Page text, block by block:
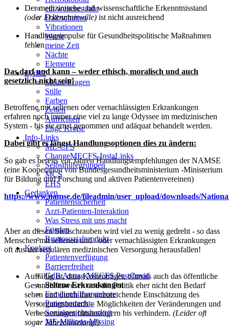
ein weiteres Jahr
Halbschatten
Vibrationen
Worte
meine Zeit
Nächte
Elemente
Lyrik2
Meine Fragen
Stille
Farben
Zeiten
Aufrichten
Enge Kreise
Info-Links
ME-CFS
ChangeMECFS-InstaLinks
Selbsthilfegruppen
MCS
EHS
Gedanken
Patientensicherheit
Arzt-Patienten-Interaktion
Was Stress mit uns macht
Frieden
Bruttosozialprodukt
Konkret
Patientenverfügung
Barrierefreiheit
GdB Antrag MECFS PostCovid
Seltene Erkrankungen
Familienhilfsangebote
Patientenrechte
Sozialgerichtsbarkeit
ME-Millions-Missing
Der medizinische und wissenschaftliche Erkenntnisstand
(oder Erkenntniswille) ist nicht ausreichend
Handlungsimpulse für Gesundheitspolitische Maßnahmen
fehlen
Das darf und kann – weder ethisch, moralisch und auch
gesetzlich nicht sein!
Betroffene mit seltenen oder vernachlässigten Erkrankungen
erfahren noch immer eine viel zu lange Odyssee im medizinischen
System - bis sie ernst genommen und adäquat behandelt werden.
Dabei gibt es längst Handlungsoptionen dies zu ändern:
So gab es bereits vor Jahren Handlungsempfehlungen der NAMSE
(eine Kooperation von Bundesgesundheitsministerium -Ministerium
für Bildung und Forschung und aktiven Patientenvereinen)
https://www.namse.de/fileadmin/user_upload/downloads/
Aber an diesen Stellschrauben wird viel zu wenig gedreht - so dass
Menschen mit seltenen und / oder vernachlässigten Erkrankungen
oft aus der regulären medizinischen Versorgung herausfallen!
Auffällig ist, dass Kostenträger, oftmals auch das öffentliche
Gesundheitswesen und die Politik eher nicht den Bedarf
sehen und durch ihre unzureichende Einschätzung des
Versorgungsbedarfs – Möglichkeiten der Veränderungen und
Verbesserungen hinauszögern bis verhindern. (Leider oft
sogar Jahrzehntelang!)